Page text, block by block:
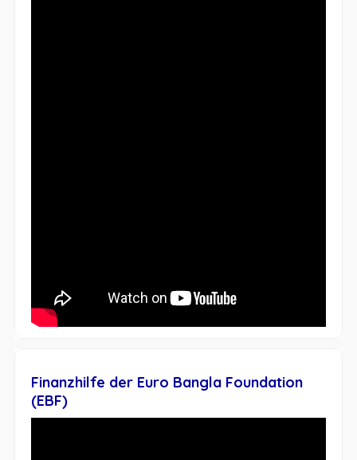
Finanzhilfe der Euro Bangla Foundation
(EBF)